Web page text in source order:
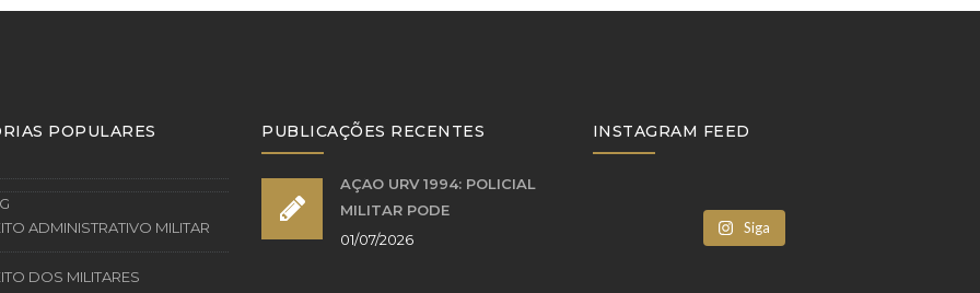
POPULARES
ADMINISTRATIVO MILITAR
DOS MILITARES
PUBLICAÇÕES RECENTES
AÇÃO URV 1994: POLICIAL
MILITAR PODE
01/07/2026
INSTAGRAM FEED
Siga